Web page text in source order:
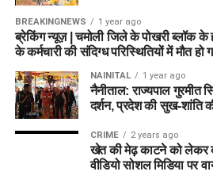
BREAKINGNEWS 1 year ago
ब्रेकिंग न्यूज़ | चमोली जिले के पोखरी ब्लॉक के
के कर्मचारी की संदिग्ध परिस्थितियों में मौत हो
NAINITAL 1 year ago
नैनीताल: राज्यपाल गुरमीत
दर्शन, प्रदेश की सुख-शांति
CRIME 2 years ago
खेत की मेढ़ काटने को लेकर
वीडियो सोशल मिडिया पर